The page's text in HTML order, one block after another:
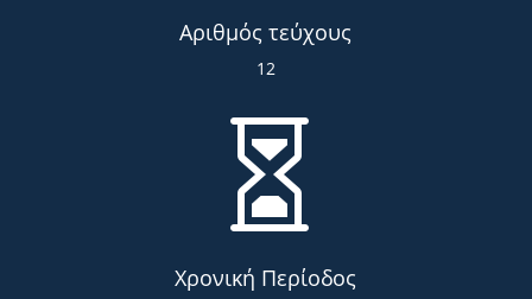
Αριθμός τεύχους
12

Χρονική Περίοδος